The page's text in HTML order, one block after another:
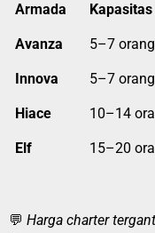
Armada Kapasitas
Avanza 5–7 orang
Innova 5–7 orang
Hiace 10–14
Elf 15–20
💬 Harga charter